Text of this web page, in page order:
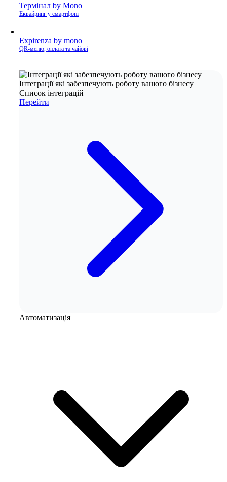
Термінал by Mono
Еквайринг у смартфоні
Expirenza by mono
QR-меню, оплата та чайові
Інтеграції які забезпечують роботу вашого бізнесу
Список інтеграцій
Перейти
Автоматизація